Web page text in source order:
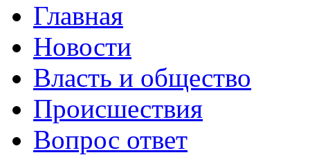
Главная
Новости
Власть и общество
Происшествия
Вопрос ответ